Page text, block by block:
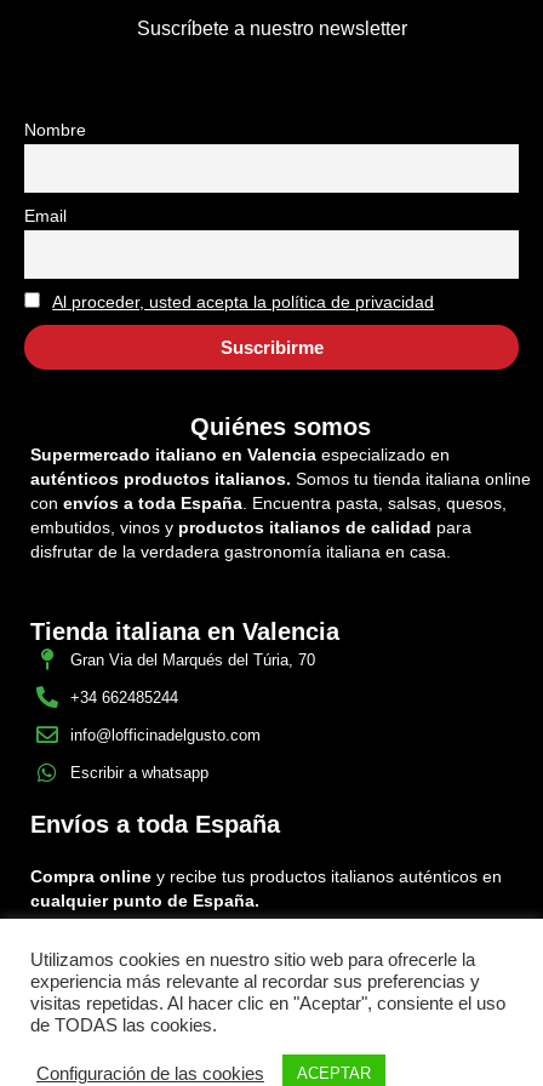
Suscríbete a nuestro newsletter
Nombre
Email
Al proceder, usted acepta la política de privacidad
Quiénes somos
Supermercado italiano en Valencia especializado en
auténticos productos italianos. Somos tu tienda italiana online
con envíos a toda España. Encuentra pasta, salsas, quesos,
embutidos, vinos y productos italianos de calidad para
disfrutar de la verdadera gastronomía italiana en casa.
Tienda italiana en Valencia
Gran Via del Marqués del Túria, 70
+34 662485244
info@lofficinadelgusto.com
Escribir a whatsapp
Envíos a toda España
Compra online y recibe tus productos italianos auténticos en
cualquier punto de España.
Encuéntranos en:
FacebookInstagram
Tiktok
Menu
Utilizamos cookies en nuestro sitio web para ofrecerle la
experiencia más relevante al recordar sus preferencias y
visitas repetidas. Al hacer clic en "Aceptar", consiente el uso
de TODAS las cookies.
Configuración de las cookies ACEPTAR